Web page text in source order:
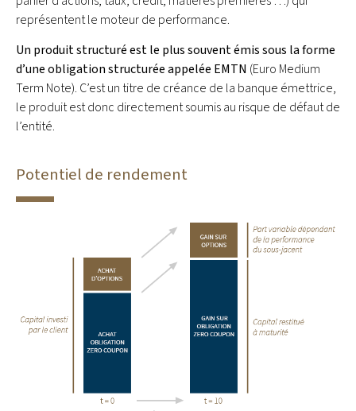
représentent le moteur de performance.
Un produit structuré est le plus souvent émis sous la forme
d’une obligation structurée appelée EMTN (Euro Medium
Term Note). C’est un titre de créance de la banque émettrice,
le produit est donc directement soumis au risque de défaut de
l’entité.
Potentiel de rendement